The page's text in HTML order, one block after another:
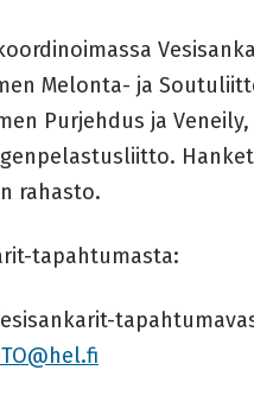
Melonta- ja
Purjehdus ja
rahasto.
tapahtumasta: